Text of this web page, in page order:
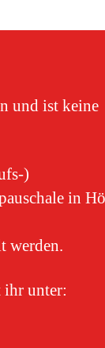
und ist keine
)​
in
werden.
ihr unter: